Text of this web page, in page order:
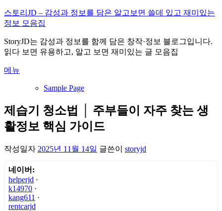
내
용
로
바
가
스토리JD – 감성과 정보를 담은 알고보면 쓸데 있고 재미있는
정보 모음집
StoryJD는 감성과 정보를 함께 담은 창작·정보 블로그입니다.
읽다 보면 유용하고, 알고 보면 재미있는 글 모음집
메뉴
Sample Page
제습기 청소법 │ 주부들이 자주 찾는 생
활정보 핵심 가이드
작성일자 2025년 11월 14일 글쓴이 storyjd
네이버:
helperjd ·
k14970 ·
kang611 ·
rentcarjd